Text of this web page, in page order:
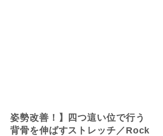
姿勢改善！】四つ這い位で行う
背骨を伸ばすストレッチ／Rock